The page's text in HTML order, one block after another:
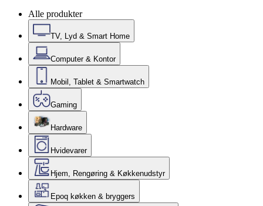
Alle produkter
TV, Lyd & Smart Home
Computer & Kontor
Mobil, Tablet & Smartwatch
Gaming
Hardware
Hvidevarer
Hjem, Rengøring & Køkkenudstyr
Epoq køkken & bryggers